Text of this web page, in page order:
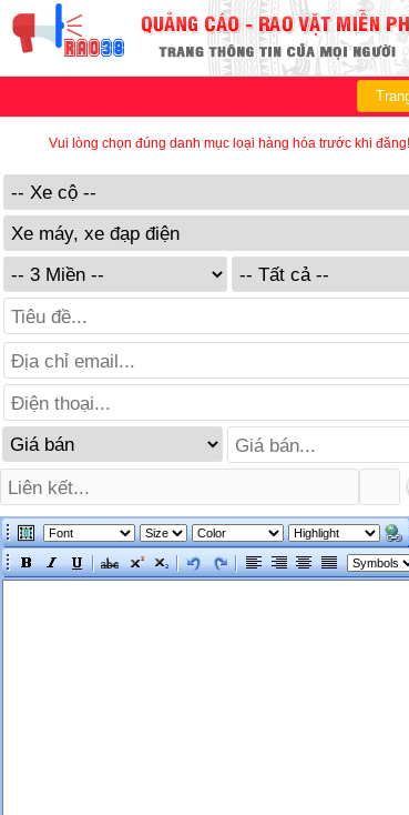
Vui lòng chọn đúng danh mục loại hàng hóa trước khi đăng!